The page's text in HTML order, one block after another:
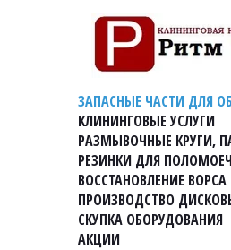
ЗАПАСНЫЕ ЧАСТИ ДЛЯ
КЛИНИНГОВЫЕ УСЛУГИ
РАЗМЫВОЧНЫЕ КРУГИ,
РЕЗИНКИ ДЛЯ
ВОССТАНОВЛЕНИЕ
ПРОИЗВОДСТВО
СКУПКА ОБОРУДОВАНИЯ
АКЦИИ